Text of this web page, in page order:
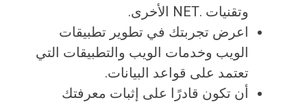
وتقنيات .NET الأخرى.
اعرض تجربتك في تطوير تطبيقات
الويب وخدمات الويب والتطبيقات التي
تعتمد على قواعد البيانات.
أن تكون قادرًا على إثبات معرفتك